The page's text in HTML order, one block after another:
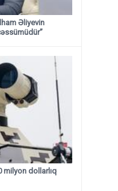
Əliyevin
milyon dollarlıq